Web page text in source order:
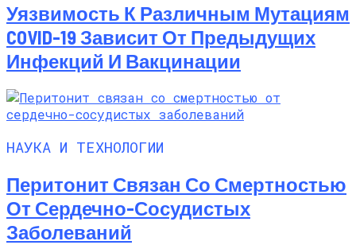
Уязвимость К Различным Мутациям
COVID-19 Зависит От Предыдущих
Инфекций И Вакцинации
НАУКА И ТЕХНОЛОГИИ
Перитонит Связан Со Смертностью
От Сердечно-Сосудистых
Заболеваний